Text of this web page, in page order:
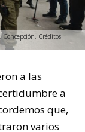
Créditos:
a las
a
que,
varios